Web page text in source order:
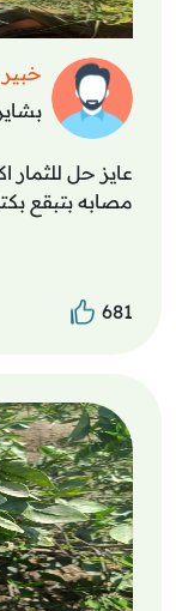
عايز حل للثمار
مصابه بتبقع بكتيرى
681